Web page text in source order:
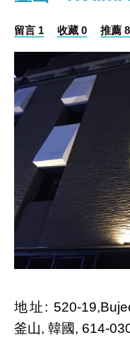
留言 1 收藏 0 推薦 8
地址: 520-
釜山, 韓國, 614-